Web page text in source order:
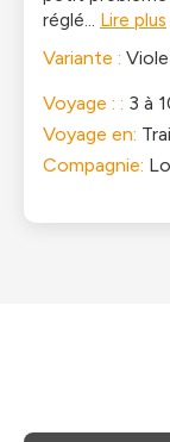
réglé... Lire plus
Voyage : : 3 à
Voyage en:
Compagnie: